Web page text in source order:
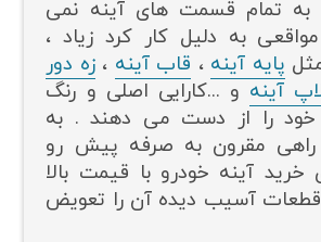
تمام قسمت های آینه نمی
به دلیل کار کرد زیاد ،
پایه آینه ، قاب آینه ،زه دور
آینه و ...کارایی اصلی و رنگ
خود را از دست می دهند . به
مقرون به صرفه پیش رو
خرید آینه خودرو با قیمت بالا
آسیب دیده آن را تعویض